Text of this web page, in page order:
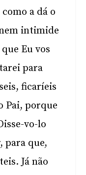
a dá o
intimide
Eu vos
para
ficaríeis
Pai, porque
vo-lo
para que,
Já não